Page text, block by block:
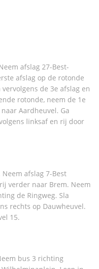
afslag 27-Best-
afslag op de rotonde
de 3e afslag en
rotonde, neem de 1e
Aardheuvel. Ga
linksaf en rij door
afslag 7-Best
verder naar Brem. Neem
de Ringweg. Sla
rechts op Dauwheuvel.
15.
bus 3 richting